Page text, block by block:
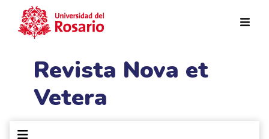
Revista Nova et
Vetera